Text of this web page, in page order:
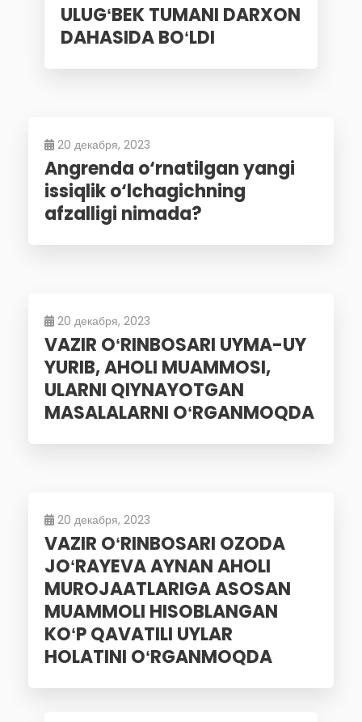
ULUGʻBEK TUMANI DARXON
DAHASIDA BOʻLDI
20 декабря, 2023
Angrenda o‘rnatilgan yangi
issiqlik o‘lchagichning
afzalligi nimada?
20 декабря, 2023
VAZIR OʻRINBOSARI UYMA-UY
YURIB, AHOLI MUAMMOSI,
ULARNI QIYNAYOTGAN
MASALALARNI OʻRGANMOQDA
20 декабря, 2023
VAZIR OʻRINBOSARI OZODA
JOʻRAYEVA AYNAN AHOLI
MUROJAATLARIGA ASOSAN
MUAMMOLI HISOBLANGAN
KOʻP QAVATILI UYLAR
HOLATINI OʻRGANMOQDA